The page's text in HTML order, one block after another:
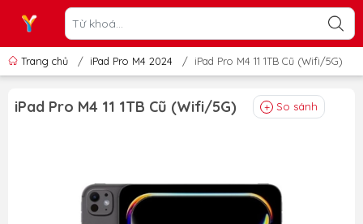
Trang chủ / iPad Pro M4 2024 / iPad Pro M4 11 1TB Cũ (Wifi/5G)
iPad Pro M4 11 1TB Cũ (Wifi/5G) So sánh